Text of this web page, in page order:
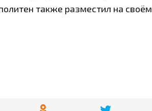
также разместил на своём